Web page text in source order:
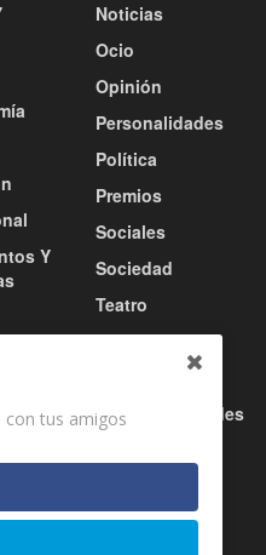
Y
Noticias
Ocio
Opinión
Personalidades
Política
Premios
Sociales
Sociedad
Teatro
Tecnología
Tv / Radio / Redes
con tus amigos